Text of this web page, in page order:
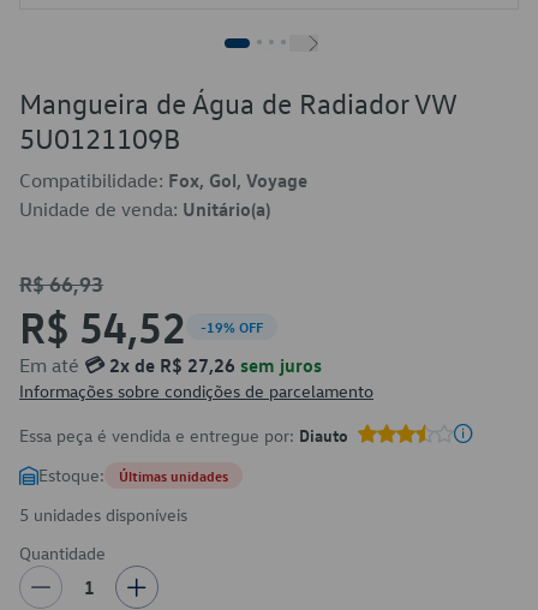
Mangueira de Água de Radiador VW
5U0121109B
Compatibilidade: Fox, Gol, Voyage
Unidade de venda: Unitário(a)
R$ 66,93
R$ 54,52 -19% OFF
Em até 💳 2x de R$ 27,26 sem juros
Informações sobre condições de parcelamento
Essa peça é vendida e entregue por: Diauto
Estoque: Últimas unidades
5 unidades disponíveis
Quantidade
1